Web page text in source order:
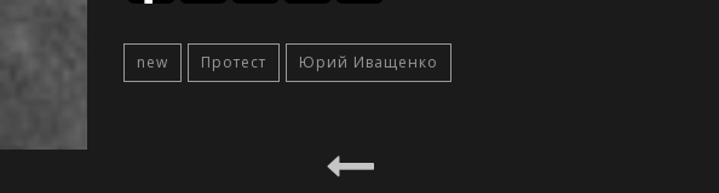
new Протест Юрий Иващенко